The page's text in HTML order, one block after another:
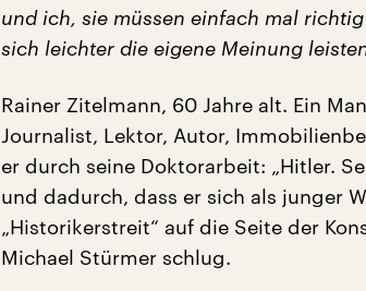
und ich, sie müssen einfach mal
sich leichter die eigene Meinung
Rainer Zitelmann, 60 Jahre alt. Ein
Journalist, Lektor, Autor,
er durch seine Doktorarbeit: „Hitler.
und dadurch, dass er sich als junger
„Historikerstreit“ auf die Seite der
Michael Stürmer schlug.